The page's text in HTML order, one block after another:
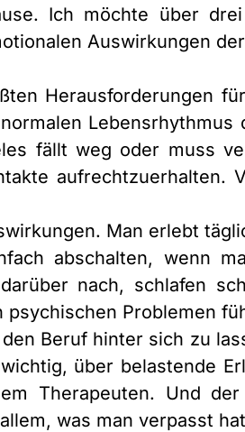
Ich möchte über
Auswirkungen
Herausforderungen
Lebensrhythmus
fällt weg oder muss
aufrechtzuerhalten.
Man erlebt
abschalten, wenn
nach, schlafen
Problemen
Beruf hinter sich zu
über belastende
Therapeuten. Und
was man verpasst